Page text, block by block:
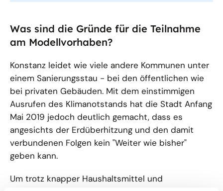
Was sind die Gründe für die Teilnahme
am Modellvorhaben?
Konstanz leidet wie viele andere Kommunen unter
einem Sanierungsstau - bei den öffentlichen wie
bei privaten Gebäuden. Mit dem einstimmigen
Ausrufen des Klimanotstands hat die Stadt Anfang
Mai 2019 jedoch deutlich gemacht, dass es
angesichts der Erdüberhitzung und den damit
verbundenen Folgen kein "Weiter wie bisher"
geben kann.
Um trotz knapper Haushaltsmittel und